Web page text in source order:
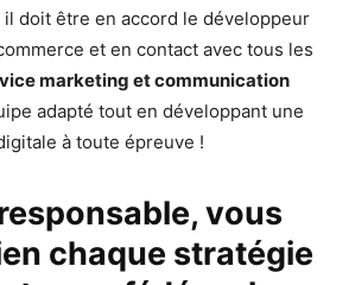
doit être en accord le développeur
et en contact avec tous les
marketing et communication
adapté tout en développant une
à toute épreuve !
vous
chaque stratégie